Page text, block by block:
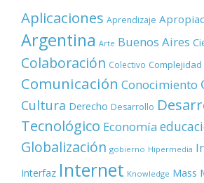
Aplicaciones Aprendizaje
Argentina Arte Buenos Aires
Colaboración Colectivo Complejidad
Comunicación Conocimiento
Cultura Derecho Desarrollo
Tecnológico Economía
Globalización gobierno Hipermedia
Interfaz Internet Knowledge Mass